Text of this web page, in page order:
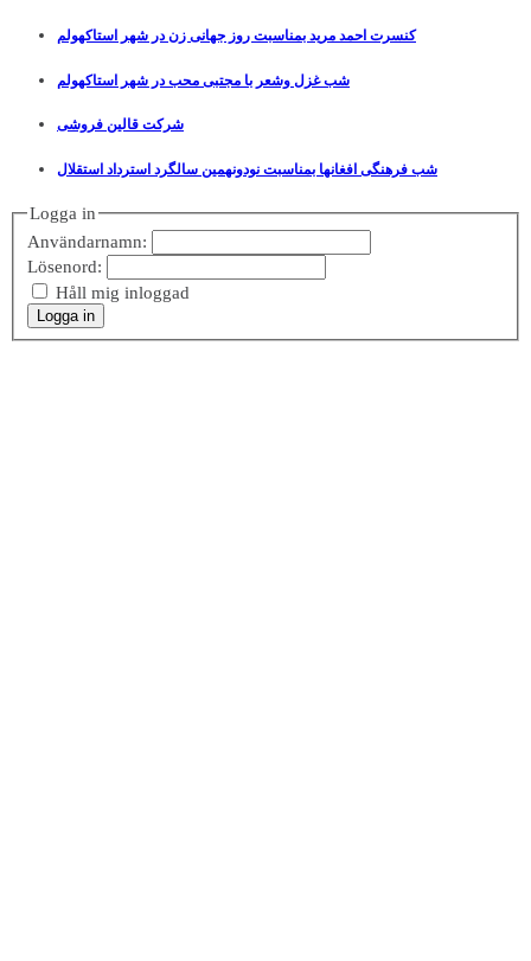
کنسرت احمد مرید بمناسبت روز جهانی زن در شهر استاکهولم
شب غزل وشعر با مجتبی محب در شهر استاکهولم
شرکت قالین فروشی
شب فرهنگی افغانها بمناسبت نودونهمین سالگرد استرداد استقلال
Logga in
Användarnamn:
Lösenord:
Håll mig inloggad
Logga in